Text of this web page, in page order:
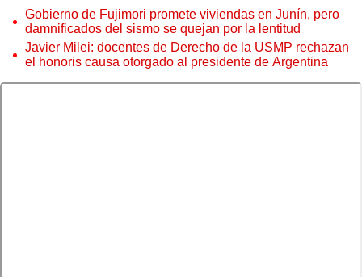
Gobierno de Fujimori promete viviendas en Junín, pero
damnificados del sismo se quejan por la lentitud
Javier Milei: docentes de Derecho de la USMP rechazan
el honoris causa otorgado al presidente de Argentina